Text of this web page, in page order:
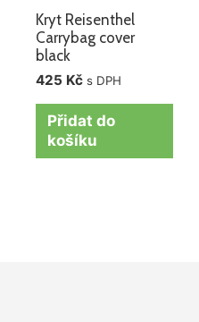
Kryt Reisenthel
Carrybag cover
black
425 Kč s DPH
Přidat do
košíku